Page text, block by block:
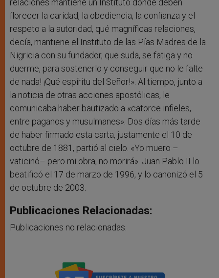
relaciones mantiene un Instituto donde deben
florecer la caridad, la obediencia, la confianza y el
respeto a la autoridad, qué magníficas relaciones,
decía, mantiene el Instituto de las Pías Madres de la
Nigricia con su fundador, que suda, se fatiga y no
duerme, para sostenerlo y conseguir que no le falte
de nada! ¡Qué espíritu del Señor!». Al tiempo, junto a
la noticia de otras acciones apostólicas, le
comunicaba haber bautizado a «catorce infieles,
entre paganos y musulmanes». Dos días más tarde
de haber firmado esta carta, justamente el 10 de
octubre de 1881, partió al cielo. «Yo muero –
vaticinó– pero mi obra, no morirá». Juan Pablo II lo
beatificó el 17 de marzo de 1996, y lo canonizó el 5
de octubre de 2003.
Publicaciones Relacionadas:
Publicaciones no relacionadas.